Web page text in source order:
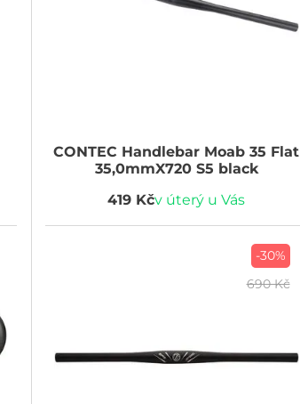
CONTEC Handlebar Moab 35 Flat
35,0mmX720 S5 black
419 Kčv úterý u Vás
-30%
690 Kč